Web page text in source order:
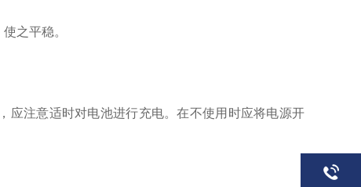
之平稳。
应注意适时对电池进行充电。在不使用时应将电源开